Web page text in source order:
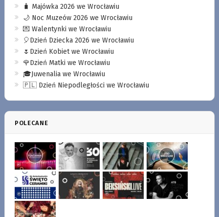
🧳 Majówka 2026 we Wrocławiu
🌙 Noc Muzeów 2026 we Wrocławiu
💌 Walentynki we Wrocławiu
🎈Dzień Dziecka 2026 we Wrocławiu
🌷Dzień Kobiet we Wrocławiu
🌹Dzień Matki we Wrocławiu
🎓Juwenalia we Wrocławiu
🇵🇱 Dzień Niepodległości we Wrocławiu
POLECANE